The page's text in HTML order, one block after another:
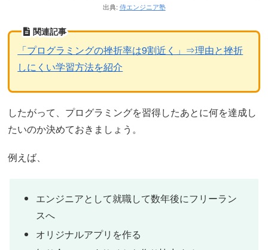
出典: 侍エンジニア塾
関連記事
「プログラミングの挫折率は9割近く」⇒理由と挫折
しにくい学習方法を紹介
したがって、プログラミングを習得したあとに何を達成し
たいのか決めておきましょう。
例えば、
エンジニアとして就職して数年後にフリーラン
スへ
オリジナルアプリを作る